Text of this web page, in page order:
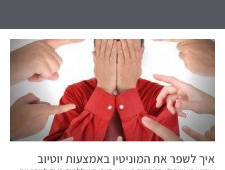
איך לשפר את המוניטין באמצעות יוטיוב